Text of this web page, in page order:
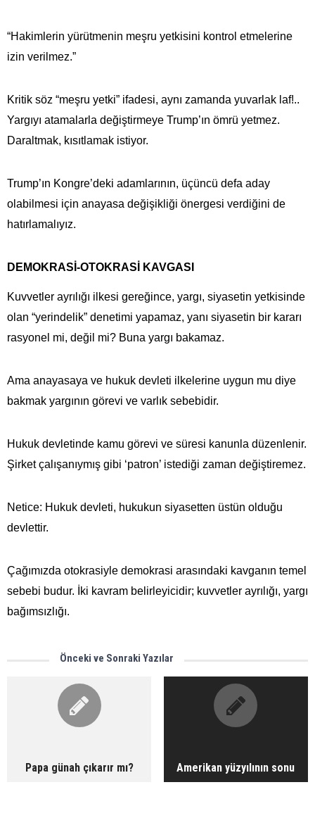
“Hakimlerin yürütmenin meşru yetkisini kontrol etmelerine
izin verilmez.”
Kritik söz “meşru yetki” ifadesi, aynı zamanda yuvarlak laf!..
Yargıyı atamalarla değiştirmeye Trump’ın ömrü yetmez.
Daraltmak, kısıtlamak istiyor.
Trump’ın Kongre’deki adamlarının, üçüncü defa aday
olabilmesi için anayasa değişikliği önergesi verdiğini de
hatırlamalıyız.
DEMOKRASİ-OTOKRASİ KAVGASI
Kuvvetler ayrılığı ilkesi gereğince, yargı, siyasetin yetkisinde
olan “yerindelik” denetimi yapamaz, yanı siyasetin bir kararı
rasyonel mi, değil mi? Buna yargı bakamaz.
Ama anayasaya ve hukuk devleti ilkelerine uygun mu diye
bakmak yargının görevi ve varlık sebebidir.
Hukuk devletinde kamu görevi ve süresi kanunla düzenlenir.
Şirket çalışanıymış gibi ‘patron’ istediği zaman değiştiremez.
Netice: Hukuk devleti, hukukun siyasetten üstün olduğu
devlettir.
Çağımızda otokrasiyle demokrasi arasındaki kavganın temel
sebebi budur. İki kavram belirleyicidir; kuvvetler ayrılığı, yargı
bağımsızlığı.
Önceki ve Sonraki Yazılar
Papa günah çıkarır mı? Amerikan yüzyılının sonu